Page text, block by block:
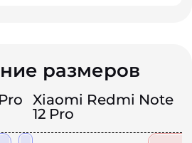
размеров
Xiaomi Redmi Note
12 Pro